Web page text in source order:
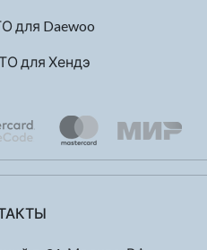
для Daewoo
для Хендэ